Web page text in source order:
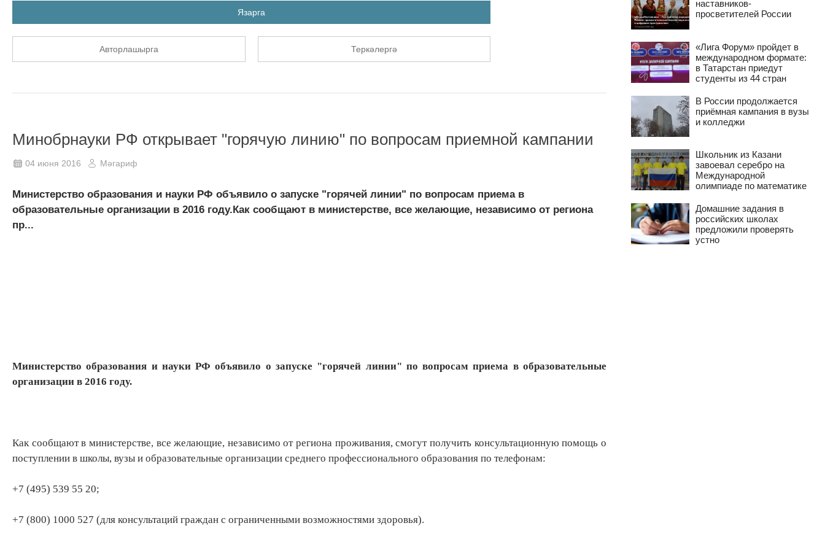
Язарга
Авторлашырга Теркәлергә
Минобрнауки РФ открывает "горячую линию" по вопросам приемной кампании
04 июня 2016 Мәгариф
Министерство образования и науки РФ объявило о запуске "горячей линии" по вопросам приема в
образовательные организации в 2016 году.​Как сообщают в министерстве, все желающие, независимо от региона
пр...
Министерство образования и науки РФ объявило о запуске "горячей линии" по вопросам приема в образовательные
организации в 2016 году.
​Как сообщают в министерстве, все желающие, независимо от региона проживания, смогут получить консультационную помощь о
поступлении в школы, вузы и образовательные организации среднего профессионального образования по телефонам:
+7 (495) 539 55 20;
+7 (800) 1000 527 (для консультаций граждан с ограниченными возможностями здоровья).
наставников-
просветителей России
«Лига Форум» пройдет в
международном формате:
в Татарстан приедут
студенты из 44 стран
В России продолжается
приёмная кампания в вузы
и колледжи
Школьник из Казани
завоевал серебро на
Международной
олимпиаде по математике
Домашние задания в
российских школах
предложили проверять
устно